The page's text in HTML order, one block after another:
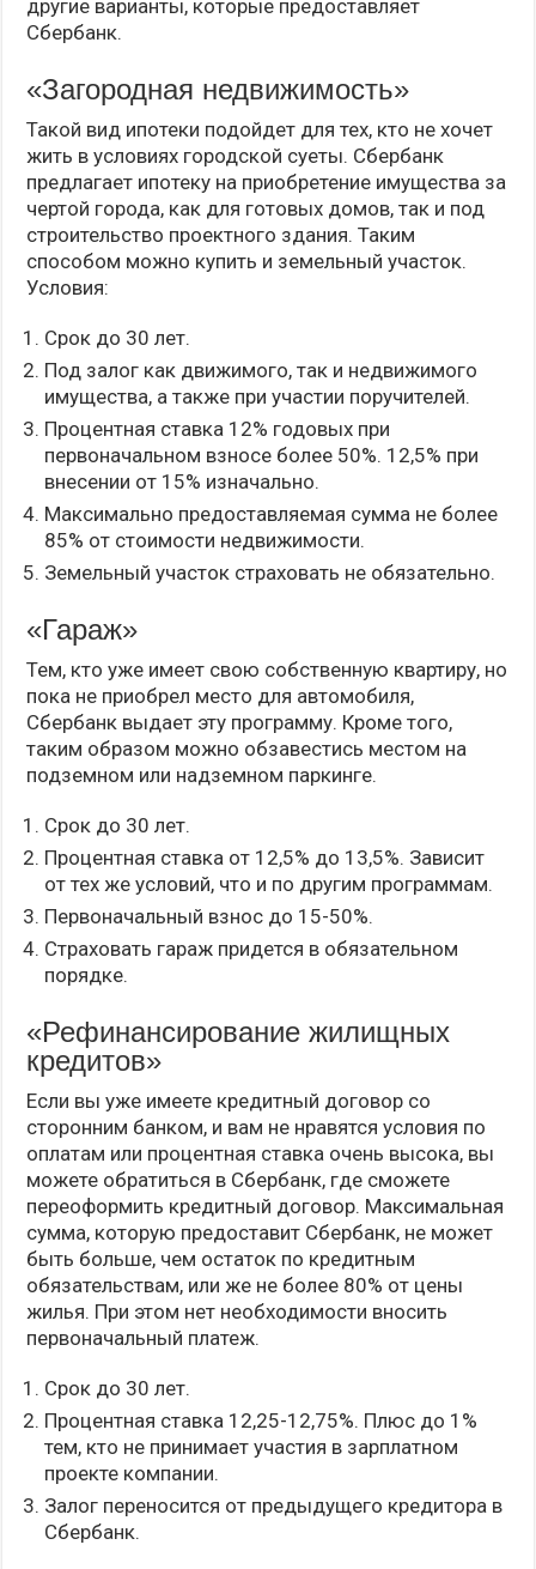
другие варианты, которые предоставляет
Сбербанк.
«Загородная недвижимость»
Такой вид ипотеки подойдет для тех, кто не хочет
жить в условиях городской суеты. Сбербанк
предлагает ипотеку на приобретение имущества за
чертой города, как для готовых домов, так и под
строительство проектного здания. Таким
способом можно купить и земельный участок.
Условия:
Срок до 30 лет.
Под залог как движимого, так и недвижимого
имущества, а также при участии поручителей.
Процентная ставка 12% годовых при
первоначальном взносе более 50%. 12,5% при
внесении от 15% изначально.
Максимально предоставляемая сумма не более
85% от стоимости недвижимости.
Земельный участок страховать не обязательно.
«Гараж»
Тем, кто уже имеет свою собственную квартиру, но
пока не приобрел место для автомобиля,
Сбербанк выдает эту программу. Кроме того,
таким образом можно обзавестись местом на
подземном или надземном паркинге.
Срок до 30 лет.
Процентная ставка от 12,5% до 13,5%. Зависит
от тех же условий, что и по другим программам.
Первоначальный взнос до 15-50%.
Страховать гараж придется в обязательном
порядке.
«Рефинансирование жилищных
кредитов»
Если вы уже имеете кредитный договор со
сторонним банком, и вам не нравятся условия по
оплатам или процентная ставка очень высока, вы
можете обратиться в Сбербанк, где сможете
переоформить кредитный договор. Максимальная
сумма, которую предоставит Сбербанк, не может
быть больше, чем остаток по кредитным
обязательствам, или же не более 80% от цены
жилья. При этом нет необходимости вносить
первоначальный платеж.
Срок до 30 лет.
Процентная ставка 12,25-12,75%. Плюс до 1%
тем, кто не принимает участия в зарплатном
проекте компании.
Залог переносится от предыдущего кредитора в
Сбербанк.